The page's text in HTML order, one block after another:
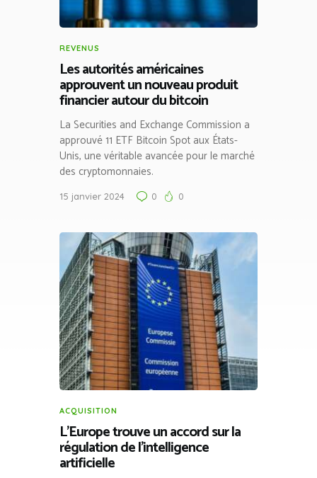
REVENUS
Les autorités américaines
approuvent un nouveau produit
financier autour du bitcoin
La Securities and Exchange Commission a
approuvé 11 ETF Bitcoin Spot aux États-
Unis, une véritable avancée pour le marché
des cryptomonnaies.
15 janvier 2024 0 0
ACQUISITION
L’Europe trouve un accord sur la
régulation de l’intelligence
artificielle